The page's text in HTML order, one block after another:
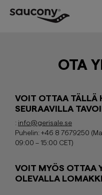
OTA
VOIT OTTAA TÄLLÄ
SEURAAVILLA
: info@gerisale.se
Puhelin: +46 8 7679250
09:00 – 15:00 CET)
VOIT MYÖS OTTAA
OLEVALLA